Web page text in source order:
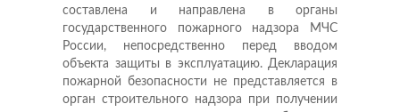
составлена и направлена в органы
государственного пожарного надзора МЧС
России, непосредственно перед вводом
объекта защиты в эксплуатацию. Декларация
пожарной безопасности не представляется в
орган строительного надзора при получении